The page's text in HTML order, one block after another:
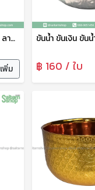
JAGUAR พาน พานขันโตก ลายฉลุ พานถวายพระ พานใส่ของ 40 ซม. เครื่องครัว สเตนเลส ตรา จากัวร์
เพิ่ม ฿ 160 / ใบ